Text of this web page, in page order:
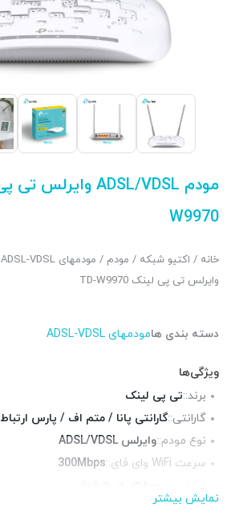
W9970
خانه / اکتیو شبکه / مودم / مودمهای ADSL-VDSL
وایرلس تی پی لینک TD-W9970
دسته بندی هامودمهای ADSL-VDSL
ویژگی‌ها
برند::تی پی لینک
گارانتی::گارانتی پانا / متم اف / پارس ارتباط
نوع مودم::وایرلس ADSL/VDSL
سرعت WiFi وای فای::
300Mbps
محیط قابل استفاده::
نمایش بیشتر